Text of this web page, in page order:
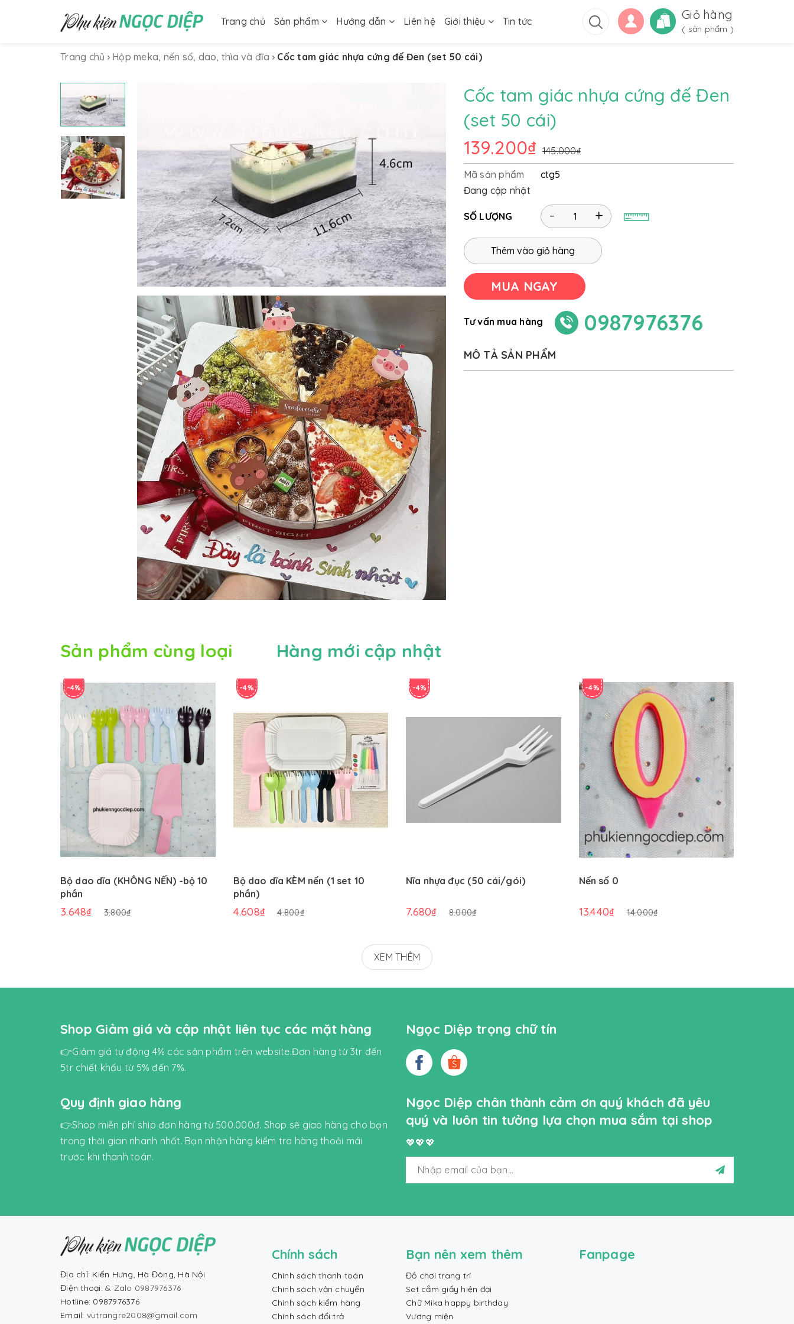
Trang chủ Sản phẩm Hướng dẫn Liên hệ Giới thiệu Tin tức Giỏ hàng
( sản phẩm )
Trang chủ Hộp meka, nến số, dao, thìa và đĩa Cốc tam giác nhựa cứng đế Đen (set 50 cái)
Cốc tam giác nhựa cứng đế Đen
(set 50 cái)
139.200₫ 145.000₫
Mã sản phẩm
ctg5
Đang cập nhật
SỐ LƯỢNG +
-
Thêm vào giỏ hàng
MUA NGAY
Tư vấn mua hàng 0987976376
MÔ TẢ SẢN PHẨM
Sản phẩm cùng loại Hàng mới cập nhật
-4%
Bộ dao dĩa (KHÔNG NẾN) -bộ 10
phần
3.648₫ 3.800₫
-4%
Bộ dao dĩa KÈM nến (1 set 10
phần)
4.608₫ 4.800₫
-4%
Nĩa nhựa đục (50 cái/gói)
7.680₫ 8.000₫
-4%
Nến số 0
13.440₫ 14.000₫
XEM THÊM
Shop Giảm giá và cập nhật liên tục các mặt hàng
👉Giảm giá tự động 4% các sản phẩm trên website.Đơn hàng từ 3tr đến
5tr chiết khấu từ 5% đến 7%.
Quy định giao hàng
👉Shop miễn phí ship đơn hàng từ 500.000đ. Shop sẽ giao hàng cho bạn
trong thời gian nhanh nhất. Bạn nhận hàng kiểm tra hàng thoải mái
trước khi thanh toán.
Ngọc Diệp trọng chữ tín
Ngọc Diệp chân thành cảm ơn quý khách đã yêu
quý và luôn tin tưởng lựa chọn mua sắm tại shop
💖💖💖
Địa chỉ: Kiến Hưng, Hà Đông, Hà Nội
Điện thoại: & Zalo 0987976376
Hotline: 0987976376
Email: vutrangre2008@gmail.com
Chính sách
Chính sách thanh toán
Chính sách vận chuyển
Chính sách kiểm hàng
Chính sách đổi trả
Bạn nên xem thêm
Đồ chơi trang trí
Set cắm giấy hiện đại
Chữ Mika happy birthday
Vương miện
Fanpage